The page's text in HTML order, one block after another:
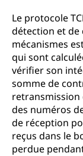
Le protocole
détection et de
mécanismes
qui sont
vérifier son
somme de
retransmission
des numéros
de réception
reçus dans le
perdue